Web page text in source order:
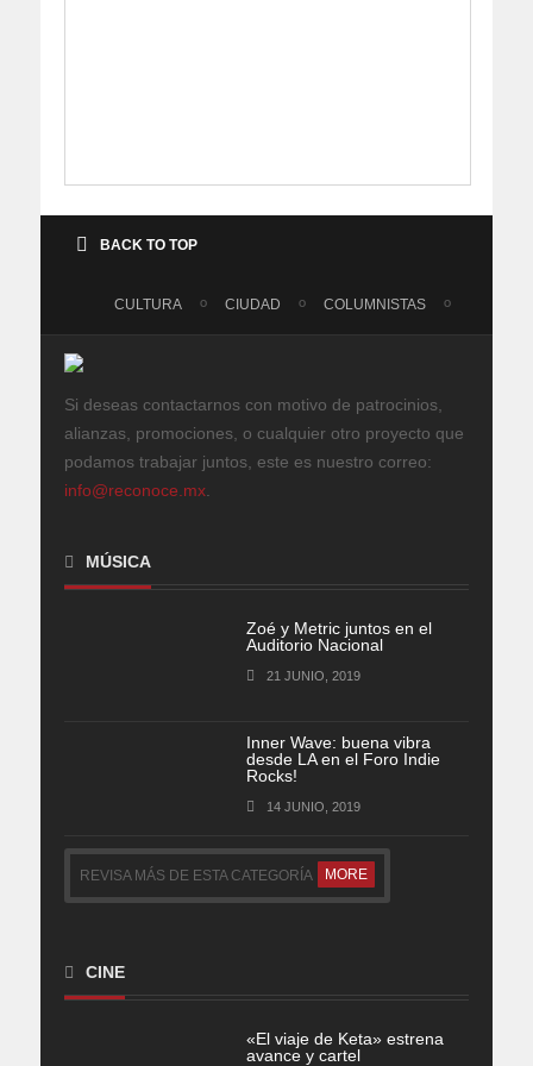
BACK TO TOP
CULTURA CIUDAD COLUMNISTAS
Si deseas contactarnos con motivo de patrocinios,
alianzas, promociones, o cualquier otro proyecto que
podamos trabajar juntos, este es nuestro correo:
info@reconoce.mx
MÚSICA
Zoé y Metric juntos en el
Auditorio Nacional
21 JUNIO, 2019
Inner Wave: buena vibra
desde LA en el Foro Indie
Rocks!
14 JUNIO, 2019
REVISA MÁS DE ESTA CATEGORÍA MORE
CINE
«El viaje de Keta» estrena
avance y cartel